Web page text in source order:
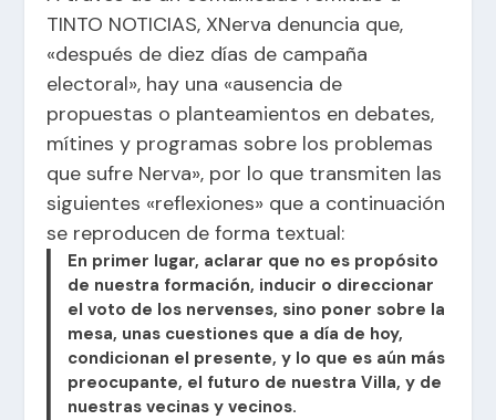
TINTO NOTICIAS, XNerva denuncia que,
«después de diez días de campaña
electoral», hay una «ausencia de
propuestas o planteamientos en debates,
mítines y programas sobre los problemas
que sufre Nerva», por lo que transmiten las
siguientes «reflexiones» que a continuación
se reproducen de forma textual:
En primer lugar, aclarar que no es propósito
de nuestra formación, inducir o direccionar
el voto de los nervenses, sino poner sobre la
mesa, unas cuestiones que a día de hoy,
condicionan el presente, y lo que es aún más
preocupante, el futuro de nuestra Villa, y de
nuestras vecinas y vecinos.